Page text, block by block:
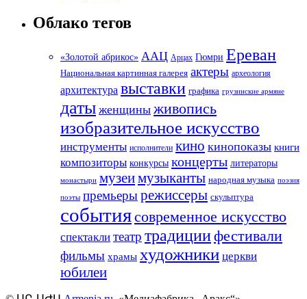
Облако тегов
«Золотой абрикос» ААЦ Арцах Гюмри Ереван
Национальная картинная галерея актеры археология
архитектура выставки графика грузинские армяне
даты женщины живопись
изобразительное искусство
инструменты исполнители кино кинопоказы книги
композиторы конкурсы концерты литераторы
монастыри музеимузыканты народная музыка поэзия
поэты премьерырежиссеры скульптура
событиясовременное искусство
спектакли театр традициифестивали
фильмы храмы художники церкви
юбилеи